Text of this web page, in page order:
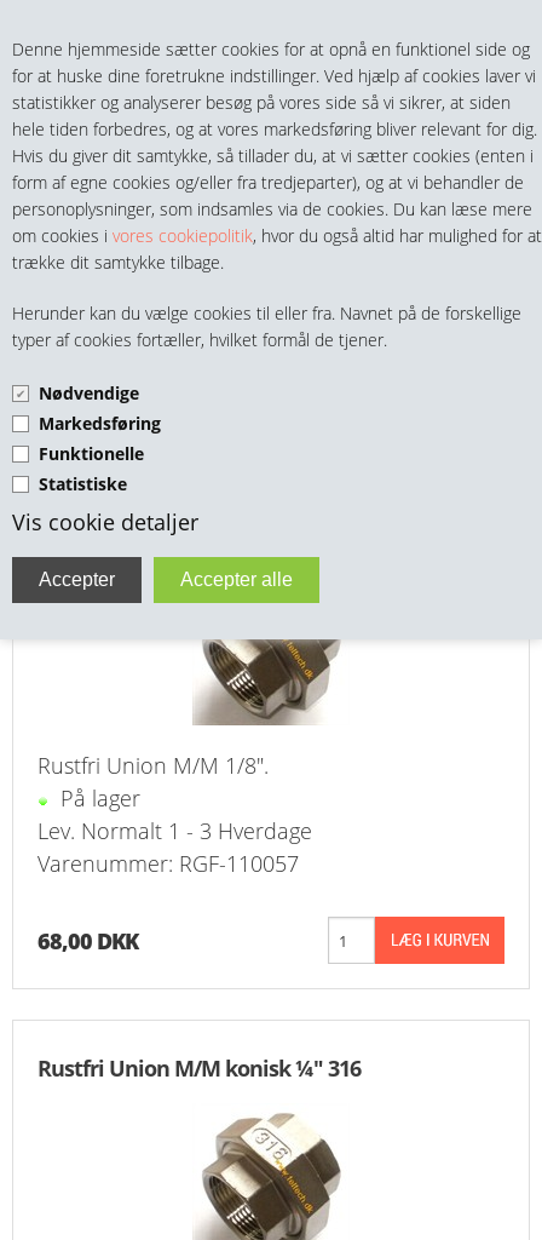
Denne hjemmeside sætter cookies for at opnå en funktionel side og
for at huske dine foretrukne indstillinger. Ved hjælp af cookies laver vi
statistikker og analyserer besøg på vores side så vi sikrer, at siden
hele tiden forbedres, og at vores markedsføring bliver relevant for dig.
Hvis du giver dit samtykke, så tillader du, at vi sætter cookies (enten i
form af egne cookies og/eller fra tredjeparter), og at vi behandler de
personoplysninger, som indsamles via de cookies. Du kan læse mere
om cookies i vores cookiepolitik, hvor du også altid har mulighed for at
trække dit samtykke tilbage.
Herunder kan du vælge cookies til eller fra. Navnet på de forskellige
typer af cookies fortæller, hvilket formål de tjener.
Nødvendige
Markedsføring
Funktionelle
Statistiske
Vis cookie detaljer
Teltech.dk 0 vare(r) i kurven
0,00 DKK
MENU
HANER & VENTILER
SLANGER, KOBLINGER & TILBEHØR
RØR & TILBEHØR
TEKNIK & AUTOMATIK
VA FITTINGS & VENTILER
ENTREPENØRARBEJDE- & UDSTYR
VÆRKTØJ
BEFÆSTIGELSE
BESPÆNDING, GUMMIDELE M.M.
BEARBEJDNING, MONTAGE & HAVEARBEJDE
MATERIEL HÅNDTERING
FORSIDE
UNION M/M KONISK
RUSTFRIE 316
Rustfri Union M/M konisk 1/8" 316
Rustfri Union M/M 1/8".
På lager
Lev. Normalt 1 - 3 Hverdage
Varenummer: RGF-110057
68,00 DKK
Rustfri Union M/M konisk ¼" 316